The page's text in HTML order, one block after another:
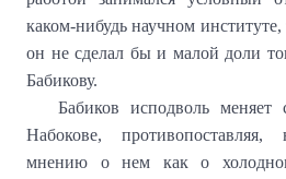
каком-нибудь научном
он не сделал бы и малой доли
Бабикову.
Бабиков исподволь меняет
Набокове, противопоставляя,
мнению о нем как о